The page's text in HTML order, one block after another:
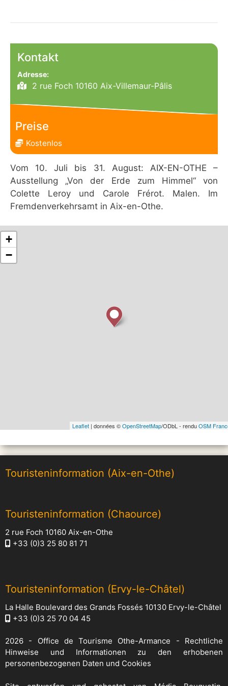
Kontakt
Adresse:
2 rue Foch 10160 Aix-Villemaur-Pâlis
Preise
Kostenlos
Vom 10. Juli bis 31. August: AIX-EN-OTHE –
Ausstellung „Von der Erde zum Himmel“ von
Colette Leroy und Carole Frérot. Malen. Im
Fremdenverkehrsamt in Aix-en-Othe.
+
−
Leaflet | données ©OpenStreetMap/ODbL - renduOSM
Touristeninformation (Aix-en-Othe)
Touristeninformation (Chaource)
2 rue Foch 10160 Aix-en-Othe
+33 (0)3 25 80 81 71
Touristeninformation (Ervy-le-Châtel)
La Halle Boulevard des Grands Fossés 10130 Ervy-le-Châtel
+33 (0)3 25 70 04 45
2026 - Office de Tourisme Othe-Armance - Rechtliche
Hinweise und Informationen zu den erhobenen
personenbezogenen Daten und Cookies